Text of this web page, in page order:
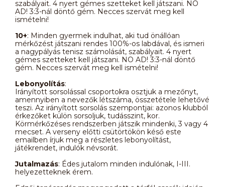
szabályait. 4 nyert gémes szetteket kell játszani. NO
AD! 3:3-nál döntő gém. Necces szervát meg kell
ismételni!
10+: Minden gyermek indulhat, aki tud önállóan
mérkőzést játszani rendes 100%-os labdával, és ismeri
a nagypályás tenisz számolását, szabályait. 4 nyert
gémes szetteket kell játszani. NO AD! 3:3-nál döntő
gém. Necces szervát meg kell ismételni!
Lebonyolítás:
Irányított sorsolással csoportokra osztjuk a mezőnyt,
amennyiben a nevezők létszáma, összetétele lehetővé
teszi. Az irányított sorsolás szempontjai: azonos klubból
érkezőket külön sorsoljuk, tudásszint, kor.
Körmérkőzéses rendszerben játszik mindenki, 3 vagy 4
mecset. A verseny előtti csütörtökön késő este
emailben írjuk meg a részletes lebonyolítást,
játékrendet, indulók névsorát.
Jutalmazás: Édes jutalom minden indulónak, I-III.
helyezetteknek érem.